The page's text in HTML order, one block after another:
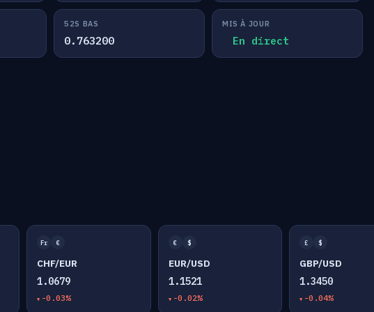
52S BAS
0.763200
MIS À JOUR
En direct
Fr €
CHF/EUR
1.0679
-0.03%
€ $
EUR/USD
1.1521
-0.02%
£ $
GBP/USD
1.3450
-0.04%